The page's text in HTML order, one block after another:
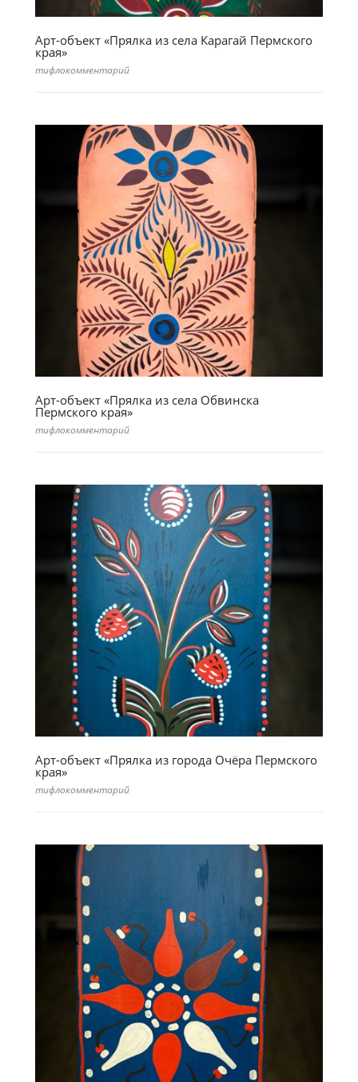
Арт-объект «Прялка из села Карагай Пермского
края»
тифлокомментарий
Арт-объект «Прялка из села Обвинска
Пермского края»
тифлокомментарий
Арт-объект «Прялка из города Очёра Пермского
края»
тифлокомментарий